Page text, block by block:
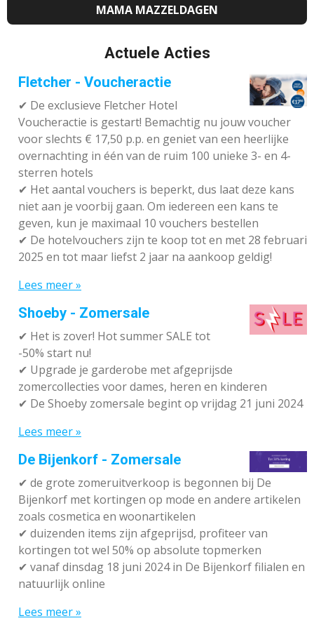
MAMA MAZZELDAGEN
Actuele Acties
Fletcher - Voucheractie
✔ De exclusieve Fletcher Hotel
Voucheractie is gestart! Bemachtig nu jouw voucher
voor slechts € 17,50 p.p. en geniet van een heerlijke
overnachting in één van de ruim 100 unieke 3- en 4-
sterren hotels
✔ Het aantal vouchers is beperkt, dus laat deze kans
niet aan je voorbij gaan. Om iedereen een kans te
geven, kun je maximaal 10 vouchers bestellen
✔ De hotelvouchers zijn te koop tot en met 28 februari
2025 en tot maar liefst 2 jaar na aankoop geldig!
Lees meer »
Shoeby - Zomersale
✔ Het is zover! Hot summer SALE tot
-50% start nu!
✔ Upgrade je garderobe met afgeprijsde
zomercollecties voor dames, heren en kinderen
✔ De Shoeby zomersale begint op vrijdag 21 juni 2024
Lees meer »
De Bijenkorf - Zomersale
✔ de grote zomeruitverkoop is begonnen bij De
Bijenkorf met kortingen op mode en andere artikelen
zoals cosmetica en woonartikelen
✔ duizenden items zijn afgeprijsd, profiteer van
kortingen tot wel 50% op absolute topmerken
✔ vanaf dinsdag 18 juni 2024 in De Bijenkorf filialen en
natuurlijk online
Lees meer »